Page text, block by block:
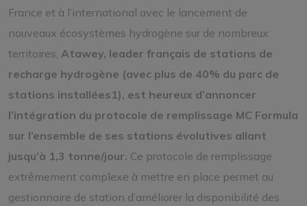
France et à l’international avec le lancement de
nouveaux écosystèmes hydrogène sur de nombreux
territoires, Atawey, leader français de stations de
recharge hydrogène (avec plus de 40% du parc de
stations installées1), est heureux d’annoncer
l’intégration du protocole de remplissage MC Formula
sur l’ensemble de ses stations évolutives allant
jusqu’à 1,3 tonne/jour. Ce protocole de remplissage
extrêmement complexe à mettre en place permet au
gestionnaire de station d’améliorer la disponibilité des